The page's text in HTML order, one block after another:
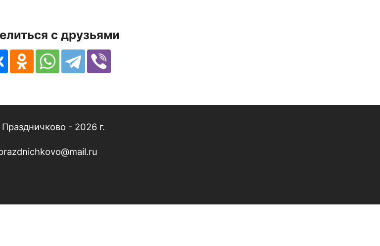
с друзьями
Праздничково - 2026 г.